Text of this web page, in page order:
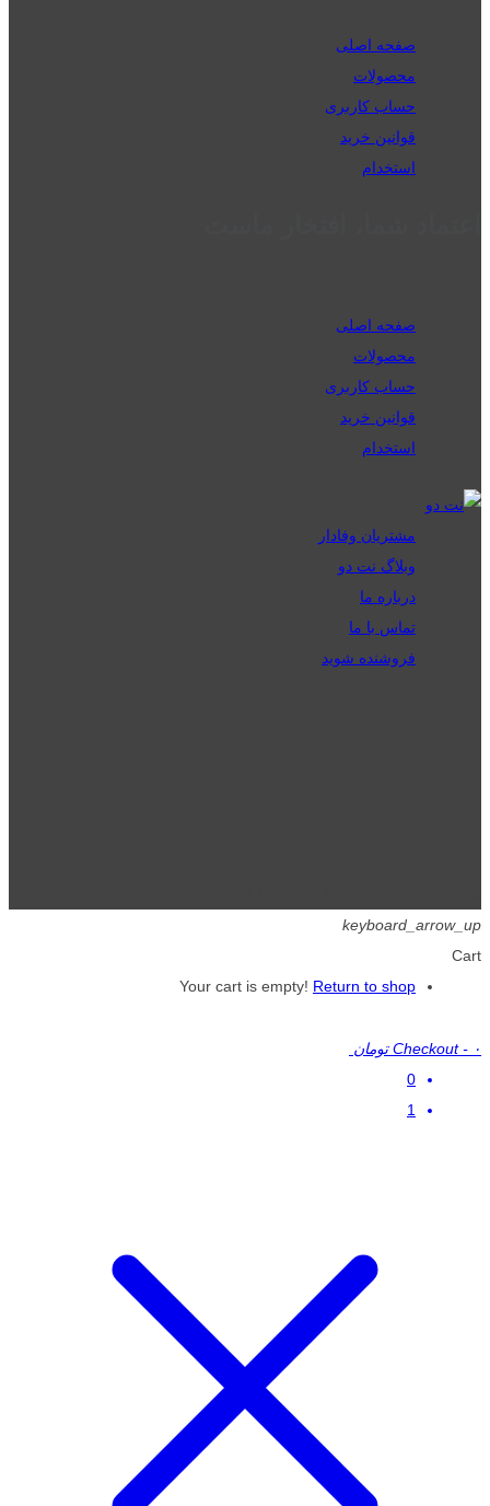
صفحه اصلی
محصولات
حساب کاربری
قوانین خرید
استخدام
صفحه اصلی
محصولات
حساب کاربری
قوانین خرید
استخدام
مشتریان وفادار
وبلاگ نت دو
درباره ما
تماس با ما
فروشنده شوید
keyboard_arrow_up
Cart
Your cart is empty! Return to shop
Checkout - ۰ تومان
0
1